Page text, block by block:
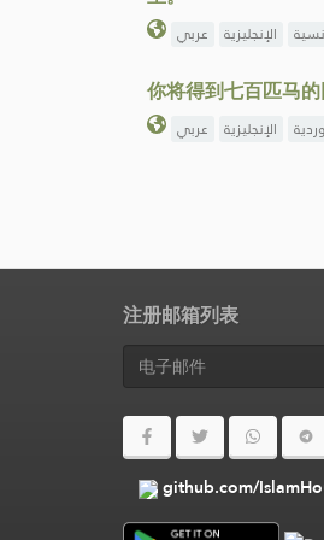
عربي الإنجليزية
你将得到七百匹马
عربي الإنجليزية
注册邮箱列表
github.com/